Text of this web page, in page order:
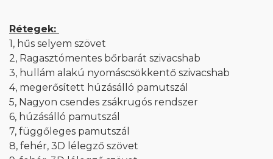
Rétegek:
1, hűs selyem szövet
2, Ragasztómentes bőrbarát szivacshab
3, hullám alakú nyomáscsökkentő szivacshab
4, megerősített húzásálló pamutszál
5, Nagyon csendes zsákrugós rendszer
6, húzásálló pamutszál
7, függőleges pamutszál
8, fehér, 3D lélegző szövet